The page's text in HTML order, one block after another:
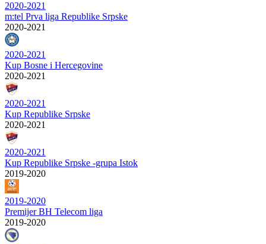
2020-2021
m:tel Prva liga Republike Srpske
2020-2021
2020-2021
Kup Bosne i Hercegovine
2020-2021
2020-2021
Kup Republike Srpske
2020-2021
2020-2021
Kup Republike Srpske -grupa Istok
2019-2020
2019-2020
Premijer BH Telecom liga
2019-2020